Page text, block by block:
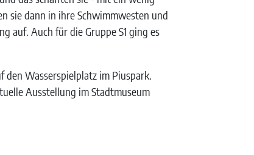
sie dann in ihre Schwimmwesten und
auf. Auch für die Gruppe S1 ging es
den Wasserspielplatz im Piuspark.
Ausstellung im Stadtmuseum